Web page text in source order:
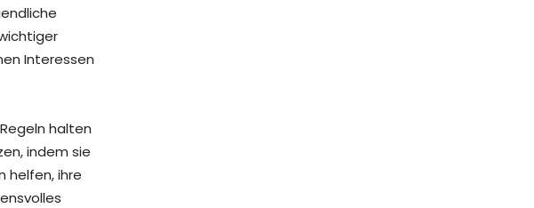
Interessen
halten
indem sie
helfen, ihre